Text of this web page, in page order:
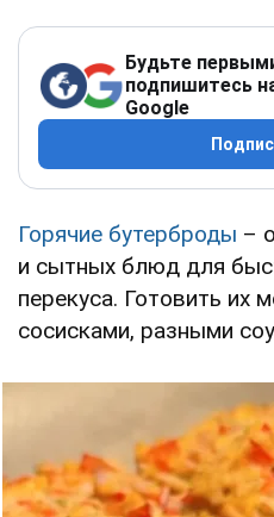
Будьте
подпишитесь
Google
Горячие бутерброды –
и сытных блюд для
перекуса. Готовить их
сосисками, разными